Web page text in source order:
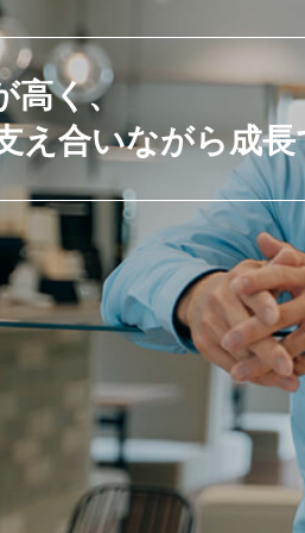
高く、
え合いながら成